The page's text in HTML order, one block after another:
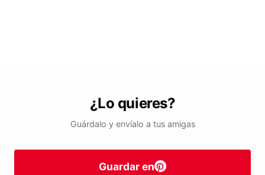
¿Lo quieres?
Guárdalo y envíalo a tus amigas
Guardar en